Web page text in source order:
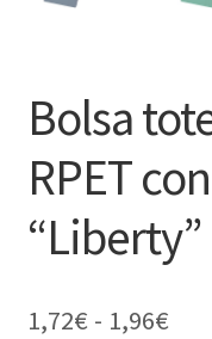
Bolsa
RPET
“Liberty”
1,72€ - 1,96€